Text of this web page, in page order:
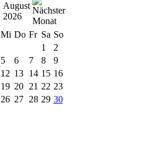
August
2026
Mi Do Fr Sa So
1
2
5 6 7 8
9
12 13 14 15 16
19 20 21 22 23
26 27 28 29 30